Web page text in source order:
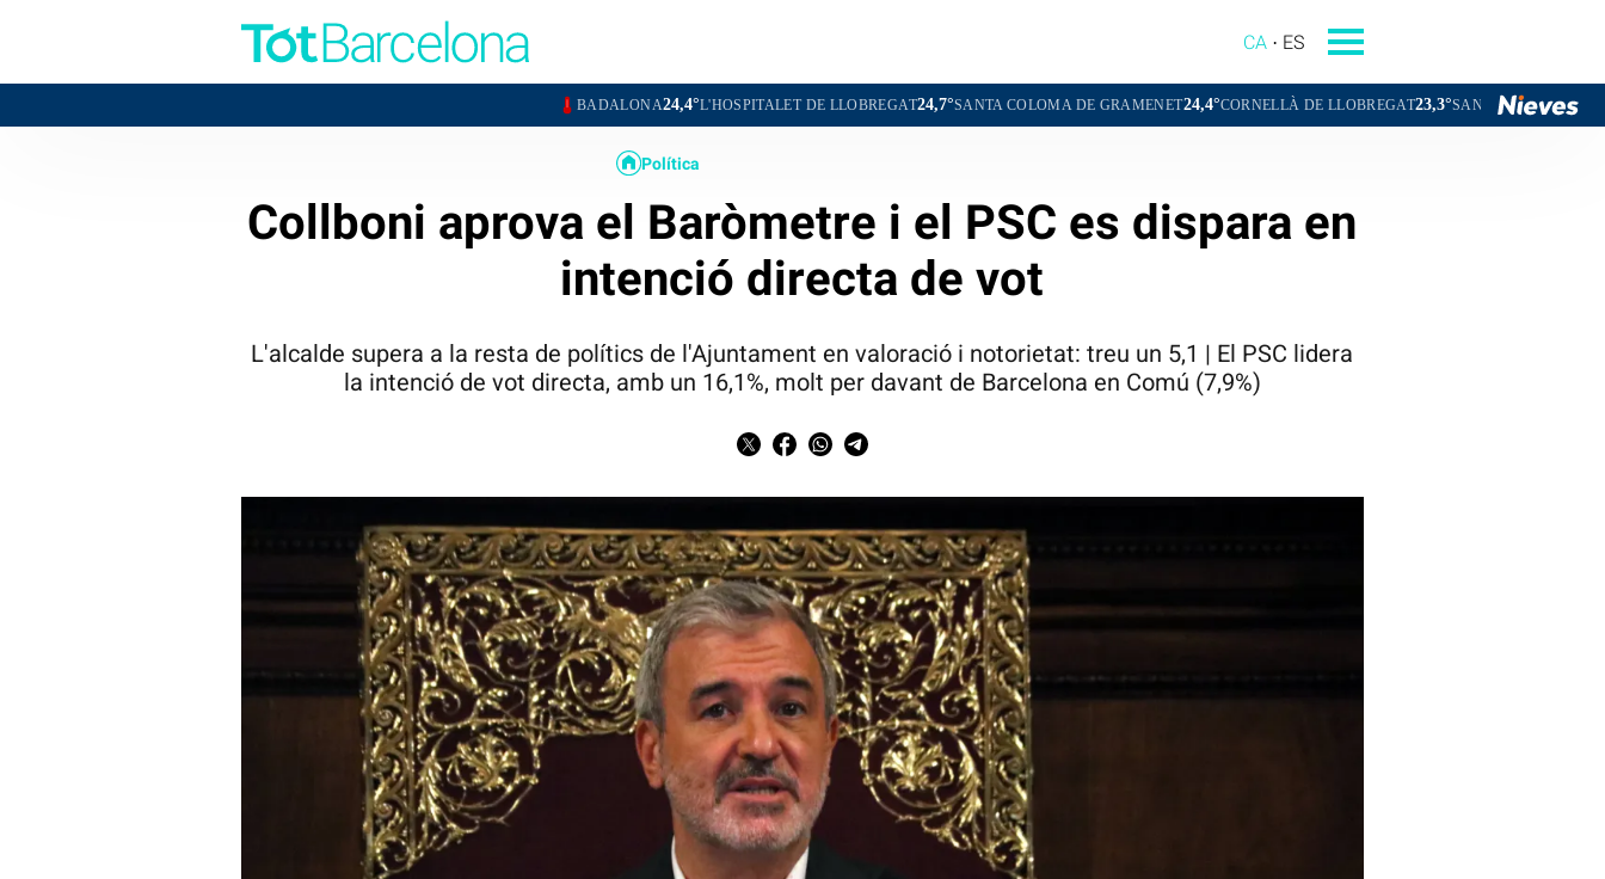
CA ES
BADALONA24,4°L'HOSPITALET DE LLOBREGAT24,7°SANTA COLOMA DE GRAMENET24,4°CORNELLÀ DE LLOBREGAT23,3°SANT BOI DE LLOBREGAT23,7°
Política
Collboni aprova el Baròmetre i el PSC es dispara en
intenció directa de vot
L'alcalde supera a la resta de polítics de l'Ajuntament en valoració i notorietat: treu un 5,1 | El PSC lidera
la intenció de vot directa, amb un 16,1%, molt per davant de Barcelona en Comú (7,9%)